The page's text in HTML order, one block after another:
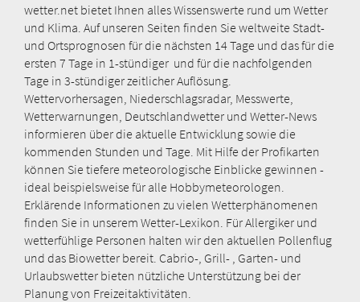
wetter.net bietet Ihnen alles Wissenswerte rund um Wetter
und Klima. Auf unseren Seiten finden Sie weltweite Stadt-
und Ortsprognosen für die nächsten 14 Tage und das für die
ersten 7 Tage in 1-stündiger und für die nachfolgenden
Tage in 3-stündiger zeitlicher Auflösung.
Wettervorhersagen, Niederschlagsradar, Messwerte,
Wetterwarnungen, Deutschlandwetter und Wetter-News
informieren über die aktuelle Entwicklung sowie die
kommenden Stunden und Tage. Mit Hilfe der Profikarten
können Sie tiefere meteorologische Einblicke gewinnen -
ideal beispielsweise für alle Hobbymeteorologen.
Erklärende Informationen zu vielen Wetterphänomenen
finden Sie in unserem Wetter-Lexikon. Für Allergiker und
wetterfühlige Personen halten wir den aktuellen Pollenflug
und das Biowetter bereit. Cabrio-, Grill- , Garten- und
Urlaubswetter bieten nützliche Unterstützung bei der
Planung von Freizeitaktivitäten.